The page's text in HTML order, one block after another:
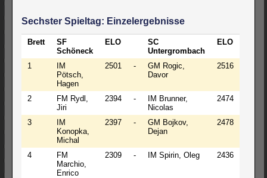
Sechster Spieltag: Einzelergebnisse
Brett
SF
Schöneck
ELO
SC
Untergrombach
ELO
1
IM
Pötsch,
Hagen
2501 -
GM Rogic,
Davor
2516
2
FM Rydl,
Jiri
2394 -
IM Brunner,
Nicolas
2474
3
IM
Konopka,
Michal
2397 -
GM Bojkov,
Dejan
2478
4
FM
Marchio,
Enrico
2309 - IM Spirin, Oleg 2436